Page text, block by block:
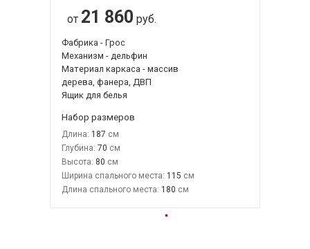
от 21 860 руб.
Фабрика - Грос
Механизм - дельфин
Материал каркаса - массив
дерева, фанера, ДВП
Ящик для белья
Набор размеров
Длина: 187
Глубина: 70
Высота: 80
Ширина спального места: 115
Длина спального места: 180